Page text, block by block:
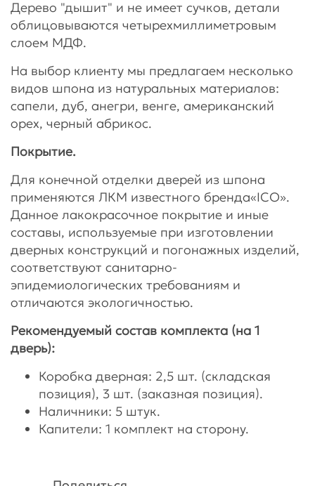
Дерево "дышит" и не имеет сучков, детали
облицовываются четырехмиллиметровым
слоем МДФ.
На выбор клиенту мы предлагаем несколько
видов шпона из натуральных материалов:
сапели, дуб, анегри, венге, американский
орех, черный абрикос.
Покрытие.
Для конечной отделки дверей из шпона
применяются ЛКМ известного бренда«ICO».
Данное лакокрасочное покрытие и иные
составы, используемые при изготовлении
дверных конструкций и погонажных изделий,
соответствуют санитарно-
эпидемиологических требованиям и
отличаются экологичностью.
Рекомендуемый состав комплекта (на 1
дверь):
Коробка дверная: 2,5 шт. (складская
позиция), 3 шт. (заказная позиция).
Наличники: 5 штук.
Капители: 1 комплект на сторону.